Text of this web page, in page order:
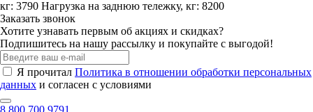
кг: 3790 Нагрузка на заднюю тележку, кг: 8200
Заказать звонок
Хотите узнавать первым об акциях и скидках?
Подпишитесь на нашу рассылку и покупайте с выгодой!
Я прочитал Политика в отношении обработки персональных
данных и согласен с условиями
8 800 700 9791